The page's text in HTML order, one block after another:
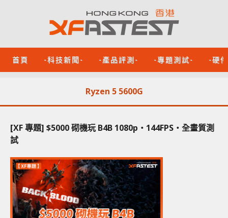
首頁 -科技新聞- -產品評測- -專題測試- -硬
Ryzen 5 5600G
[XF 專題] $5000 砌機玩 B4B 1080p‧144FPS‧全畫質測
試